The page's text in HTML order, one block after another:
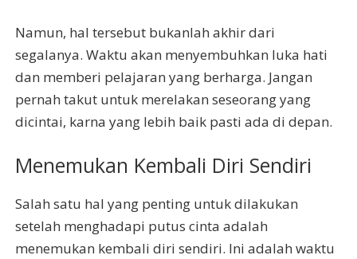
Namun, hal tersebut bukanlah akhir dari
segalanya. Waktu akan menyembuhkan luka hati
dan memberi pelajaran yang berharga. Jangan
pernah takut untuk merelakan seseorang yang
dicintai, karna yang lebih baik pasti ada di depan.
Menemukan Kembali Diri Sendiri
Salah satu hal yang penting untuk dilakukan
setelah menghadapi putus cinta adalah
menemukan kembali diri sendiri. Ini adalah waktu